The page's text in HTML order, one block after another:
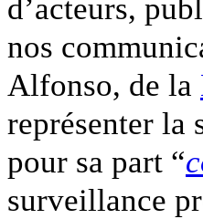
d’acteurs,
nos
Alfonso, de la
représenter la
pour sa part “
surveillance